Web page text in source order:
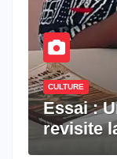
CULTURE
Essai :
revisite